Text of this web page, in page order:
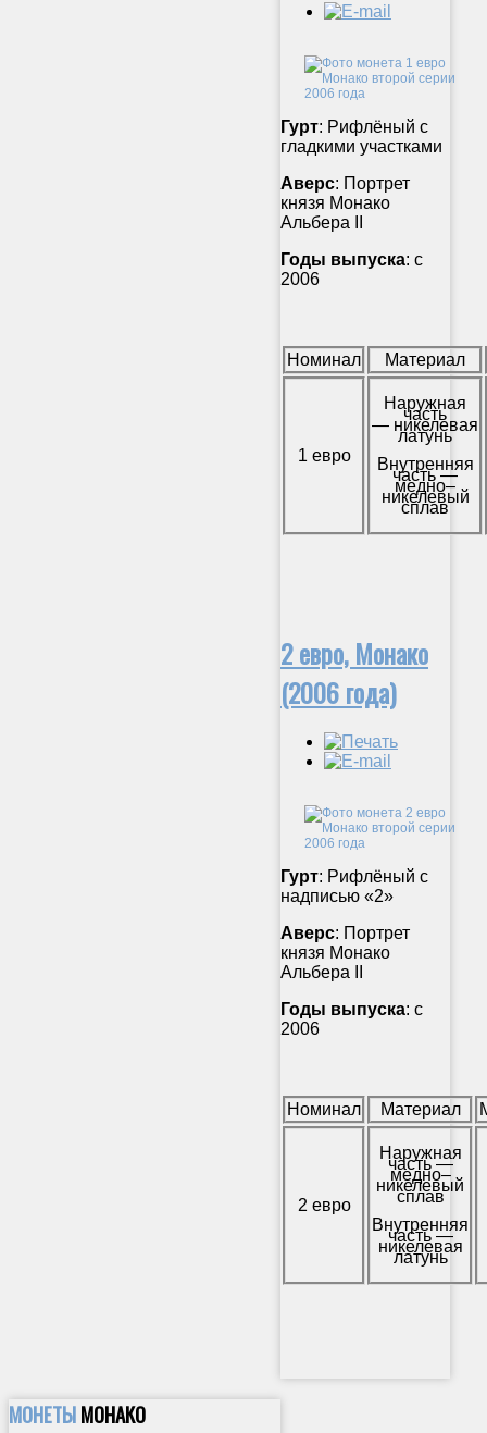
Гурт: Рифлёный с
гладкими участками
Аверс: Портрет
князя Монако
Альбера II
Годы выпуска: с
2006
Номинал Материал
1 евро
Наружная
часть
— никелевая
латунь
Внутренняя
часть —
медно–
никелевый
сплав
2 евро, Монако
(2006 года)
Гурт: Рифлёный с
надписью «2»
Аверс: Портрет
князя Монако
Альбера II
Годы выпуска: с
2006
Номинал Материал
2 евро
Наружная
часть —
медно–
никелевый
сплав
Внутренняя
часть —
никелевая
латунь
МОНЕТЫМОНАКО